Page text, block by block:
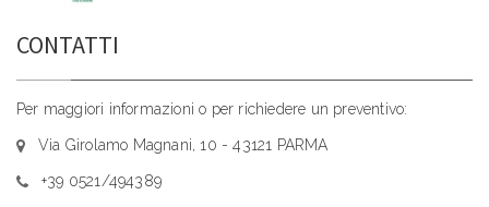
CONTATTI
Per maggiori informazioni o per richiedere un preventivo:
Via Girolamo Magnani, 10 - 43121 PARMA
+39 0521/494389